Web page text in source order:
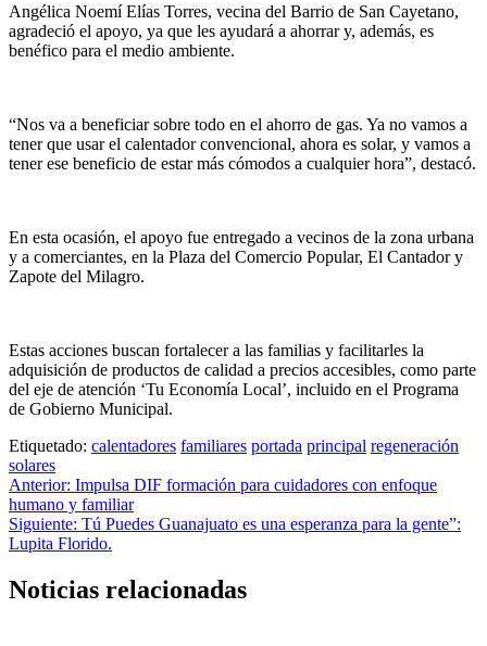
Angélica Noemí Elías Torres, vecina del Barrio de San Cayetano,
agradeció el apoyo, ya que les ayudará a ahorrar y, además, es
benéfico para el medio ambiente.
“Nos va a beneficiar sobre todo en el ahorro de gas. Ya no vamos a
tener que usar el calentador convencional, ahora es solar, y vamos a
tener ese beneficio de estar más cómodos a cualquier hora”, destacó.
En esta ocasión, el apoyo fue entregado a vecinos de la zona urbana
y a comerciantes, en la Plaza del Comercio Popular, El Cantador y
Zapote del Milagro.
Estas acciones buscan fortalecer a las familias y facilitarles la
adquisición de productos de calidad a precios accesibles, como parte
del eje de atención ‘Tu Economía Local’, incluido en el Programa
de Gobierno Municipal.
Etiquetado: calentadores familiares portada principal regeneración
solares
Anterior: Impulsa DIF formación para cuidadores con enfoque
humano y familiar
Siguiente: Tú Puedes Guanajuato es una esperanza para la gente”:
Lupita Florido.
Noticias relacionadas